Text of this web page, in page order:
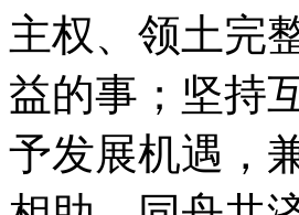
主权、领土完
益的事；坚持
予发展机遇，